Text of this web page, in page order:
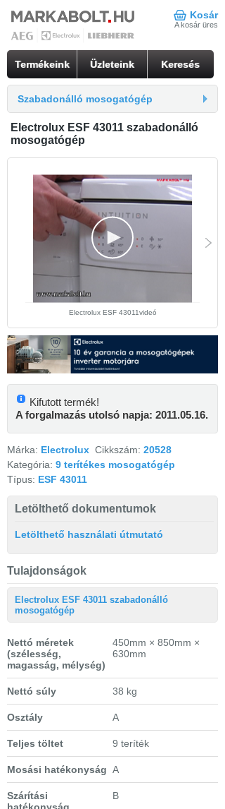
Kosár
A kosár üres
Termékeink Üzleteink Keresés
Szabadonálló mosogatógép
Electrolux ESF 43011 szabadonálló
mosogatógép
Electrolux ESF 43011videó
Kifutott termék!
A forgalmazás utolsó napja: 2011.05.16.
Márka: Electrolux Cikkszám: 20528
Kategória: 9 terítékes mosogatógép
Típus: ESF 43011
Letölthető dokumentumok
Letölthető használati útmutató
Tulajdonságok
Electrolux ESF 43011 szabadonálló
mosogatógép
Nettó méretek
(szélesség,
magasság, mélység)
450mm × 850mm ×
630mm
Nettó súly 38 kg
Osztály A
Teljes töltet 9 teríték
Mosási hatékonyság A
Szárítási
hatékonyság
B